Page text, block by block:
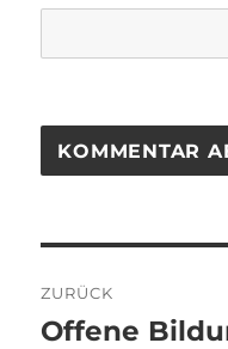
ZURÜCK
Vorheriger
Offene